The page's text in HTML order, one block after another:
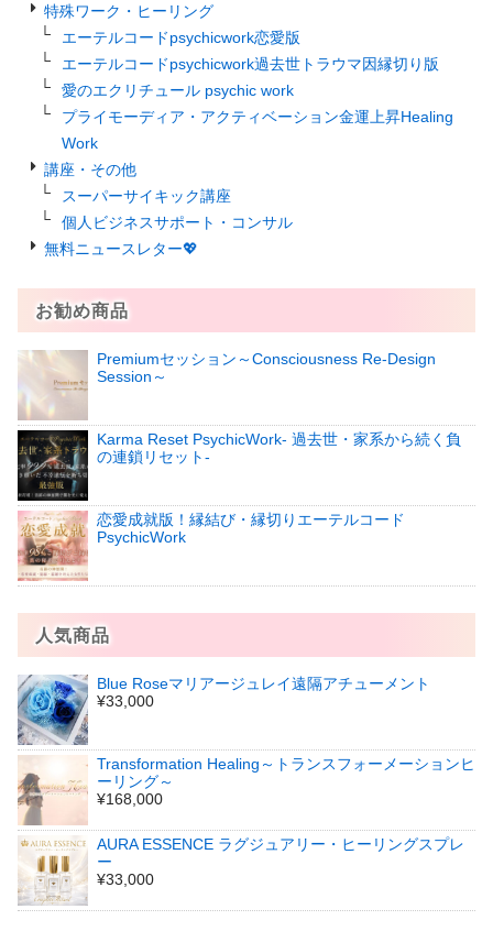
特殊ワーク・ヒーリング
エーテルコードpsychicwork恋愛版
エーテルコードpsychicwork過去世トラウマ因縁切り版
愛のエクリチュール psychic work
プライモーディア・アクティベーション金運上昇Healing
Work
講座・その他
スーパーサイキック講座
個人ビジネスサポート・コンサル
無料ニュースレター💖
お勧め商品
Premiumセッション～Consciousness Re-Design
Session～
Karma Reset PsychicWork‐ 過去世・家系から続く負
の連鎖リセット‐
恋愛成就版！縁結び・縁切りエーテルコード
PsychicWork
人気商品
Blue Roseマリアージュレイ遠隔アチューメント
¥33,000
Transformation Healing～トランスフォーメーションヒ
ーリング～
¥168,000
AURA ESSENCE ラグジュアリー・ヒーリングスプレ
ー
¥33,000